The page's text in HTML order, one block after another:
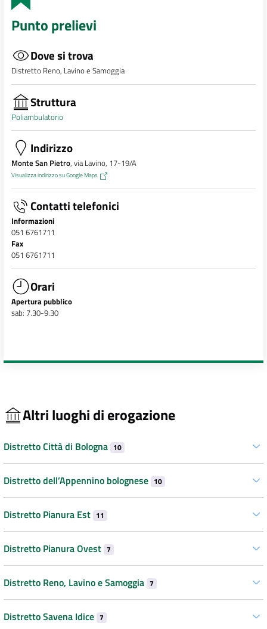
Punto prelievi
Dove si trova
Distretto Reno, Lavino e Samoggia
Struttura
Poliambulatorio
Indirizzo
Monte San Pietro, via Lavino, 17-19/A
Visualizza indirizzo su Google Maps
Contatti telefonici
Informazioni
051 6761711
Fax
051 6761711
Orari
Apertura pubblico
sab: 7.30-9.30
Altri luoghi di erogazione
Distretto Città di Bologna 10
Distretto dell’Appennino bolognese 10
Distretto Pianura Est 11
Distretto Pianura Ovest 7
Distretto Reno, Lavino e Samoggia 7
Distretto Savena Idice 7